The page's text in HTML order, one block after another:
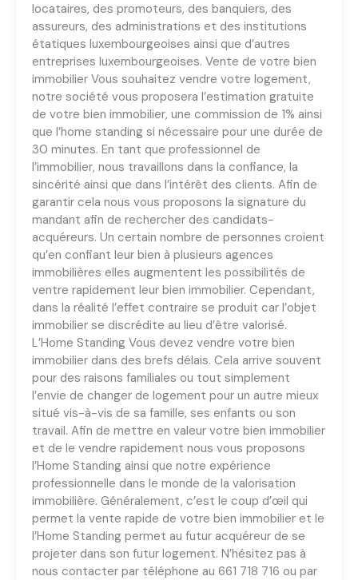
locataires, des promoteurs, des banquiers, des
assureurs, des administrations et des institutions
étatiques luxembourgeoises ainsi que d’autres
entreprises luxembourgeoises. Vente de votre bien
immobilier Vous souhaitez vendre votre logement,
notre société vous proposera l’estimation gratuite
de votre bien immobilier, une commission de 1% ainsi
que l’home standing si nécessaire pour une durée de
30 minutes. En tant que professionnel de
l’immobilier, nous travaillons dans la confiance, la
sincérité ainsi que dans l’intérêt des clients. Afin de
garantir cela nous vous proposons la signature du
mandant afin de rechercher des candidats-
acquéreurs. Un certain nombre de personnes croient
qu’en confiant leur bien à plusieurs agences
immobilières elles augmentent les possibilités de
ventre rapidement leur bien immobilier. Cependant,
dans la réalité l’effet contraire se produit car l’objet
immobilier se discrédite au lieu d’être valorisé.
L’Home Standing Vous devez vendre votre bien
immobilier dans des brefs délais. Cela arrive souvent
pour des raisons familiales ou tout simplement
l’envie de changer de logement pour un autre mieux
situé vis-à-vis de sa famille, ses enfants ou son
travail. Afin de mettre en valeur votre bien immobilier
et de le vendre rapidement nous vous proposons
l’Home Standing ainsi que notre expérience
professionnelle dans le monde de la valorisation
immobilière. Généralement, c’est le coup d’œil qui
permet la vente rapide de votre bien immobilier et le
l’Home Standing permet au futur acquéreur de se
projeter dans son futur logement. N’hésitez pas à
nous contacter par téléphone au 661 718 716 ou par